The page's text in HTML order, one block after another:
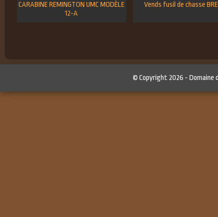
CARABINE REMINGTON UMC MODÈLE
12-A
Vends fusil de chasse
© Copyright 2026 -Domaine